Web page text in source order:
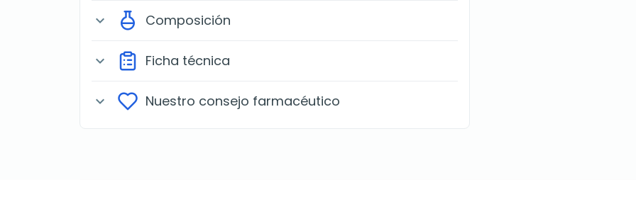
expand_more Composición
expand_more Ficha técnica
expand_more Nuestro consejo farmacéutico